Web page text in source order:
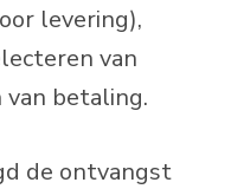
levering),
van
betaling.
de ontvangst